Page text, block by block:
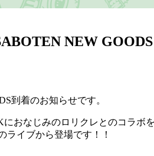
NEW
到着のお知らせです。
におなじみのロリクレとのコラボ
ライブから登場です！！